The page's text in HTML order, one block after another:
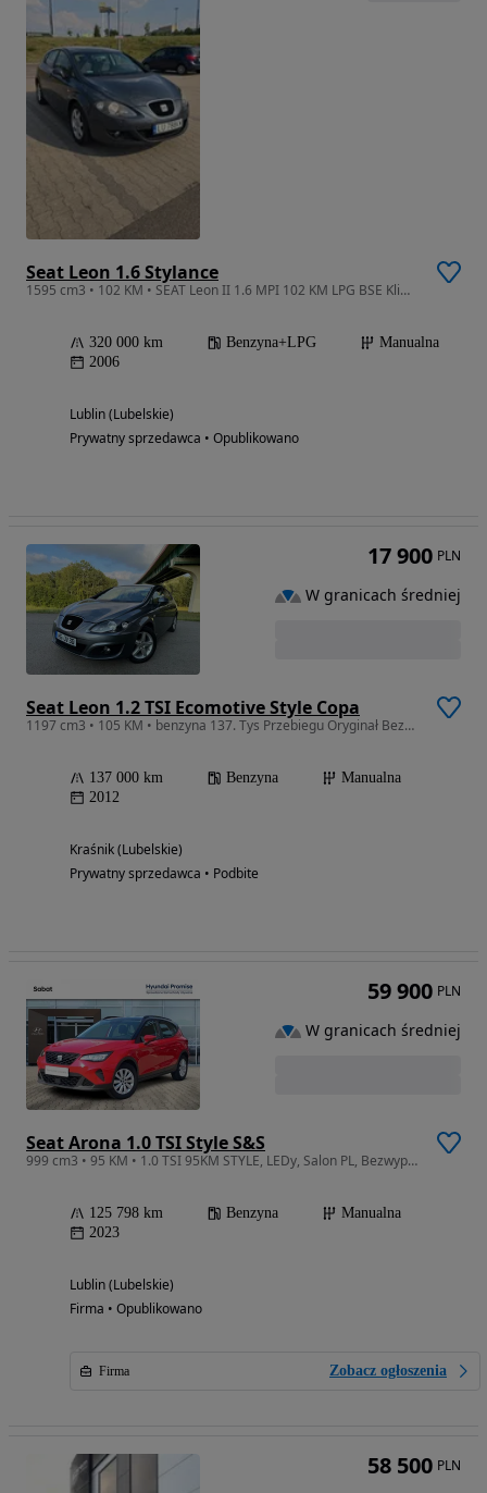
Seat Leon 1.6 Stylance
1595 cm3 • 102 KM • SEAT Leon II 1.6 MPI 102 KM LPG BSE Klimatronic Tempomat
320 000 km Benzyna+LPG
Manualna
2006
Lublin (Lubelskie)
Prywatny sprzedawca • Opublikowano
Seat Leon 1.2 TSI Ecomotive Style Copa
1197 cm3 • 105 KM • benzyna 137. Tys Przebiegu Oryginał Bezwypadkowy Super Stan z Niemiec
137 000 km Benzyna
Manualna
2012
Kraśnik (Lubelskie)
Prywatny sprzedawca • Podbite
17 900 PLN
W granicach średniej
Seat Arona 1.0 TSI Style S&S
999 cm3 • 95 KM • 1.0 TSI 95KM STYLE, LEDy, Salon PL, Bezwypadkowy,
125 798 km Benzyna
Manualna
2023
Lublin (Lubelskie)
Firma • Opublikowano
Firma Zobacz ogłoszenia
59 900 PLN
W granicach średniej
58 500 PLN